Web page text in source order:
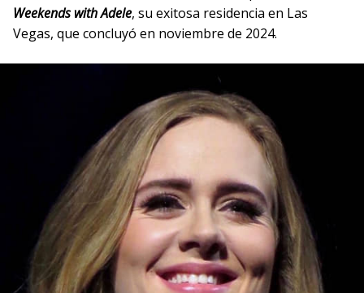
Weekends with Adele, su exitosa residencia en Las
Vegas, que concluyó en noviembre de 2024.